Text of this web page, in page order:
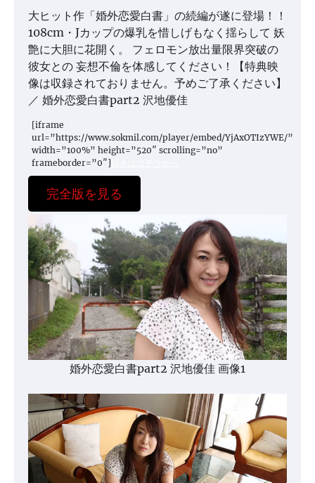
大ヒット作「婚外恋愛白書」の続編が遂に登場！！
108cm・Jカップの爆乳を惜しげもなく揺らして 妖
艶に大胆に花開く。 フェロモン放出量限界突破の
彼女との 妄想不倫を体感してください！【特典映
像は収録されておりません。予めご了承ください】
／ 婚外恋愛白書part2 沢地優佳
[iframe
url=”https://www.sokmil.com/player/embed/YjAxOTIzYWE/”
width=”100%” height=”520″ scrolling=”no”
frameborder=”0″]
完全版を見る
婚外恋愛白書part2 沢地優佳 画像1